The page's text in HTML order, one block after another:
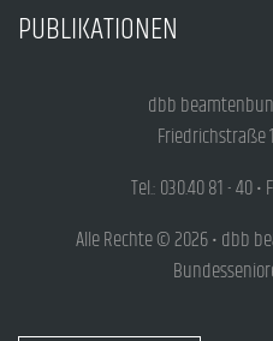
PUBLIKATIONEN
dbb
Friedrichstraße
Tel.: 030.40 81 - 40 •
Alle Rechte © 2026 • dbb